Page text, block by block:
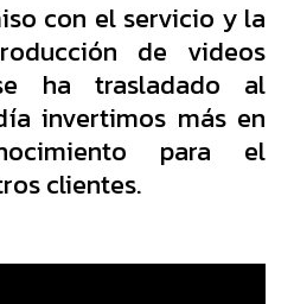
con el servicio y la
de videos
ha trasladado al
invertimos más en
para el
clientes.